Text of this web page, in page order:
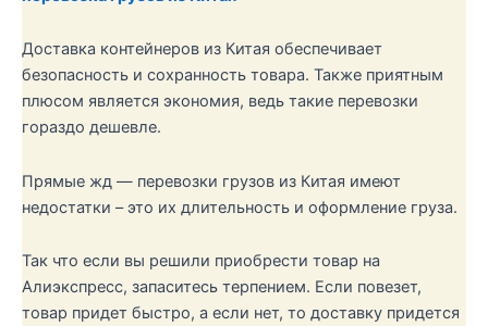
Доставка контейнеров из Китая обеспечивает
безопасность и сохранность товара. Также приятным
плюсом является экономия, ведь такие перевозки
гораздо дешевле.
Прямые жд — перевозки грузов из Китая имеют
недостатки – это их длительность и оформление груза.
Так что если вы решили приобрести товар на
Алиэкспресс, запаситесь терпением. Если повезет,
товар придет быстро, а если нет, то доставку придется